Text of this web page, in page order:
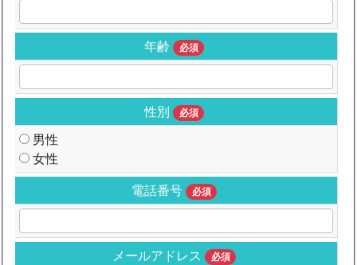
年齢 必須
性別 必須
男性
女性
電話番号
必須
メールアドレス 必須